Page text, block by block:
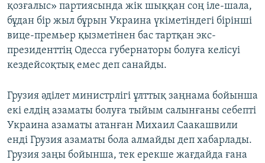
қозғалыс» партиясында жік шыққан соң іле-шала,
бұдан бір жыл бұрын Украина үкіметіндегі бірінші
вице-премьер қызметінен бас тартқан экс-
президенттің Одесса губернаторы болуға келісуі
кездейсоқтық емес деп санайды.
Грузия әділет министрлігі ұлттық заңнама бойынша
екі елдің азаматы болуға тыйым салынғаны себепті
Украина азаматы атанған Михаил Саакашвили
енді Грузия азаматы бола алмайды деп хабарлады.
Грузия заңы бойынша, тек ерекше жағдайда ғана